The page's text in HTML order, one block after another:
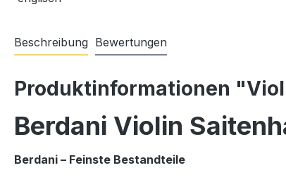
Beschreibung Bewertungen
Produktinformationen
Berdani Violin
Berdani – Feinste Bestandteile